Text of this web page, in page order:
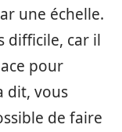
une échelle.
difficile, car il
pour
dit, vous
de faire